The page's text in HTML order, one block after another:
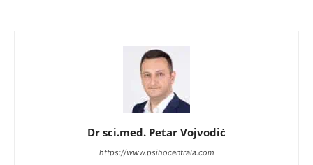
Dr sci.med. Petar Vojvodić
https://www.psihocentrala.com